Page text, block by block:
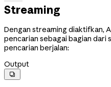
Streaming
Dengan streaming diaktifkan,
pencarian sebagai bagian dari
pencarian berjalan:
Output
